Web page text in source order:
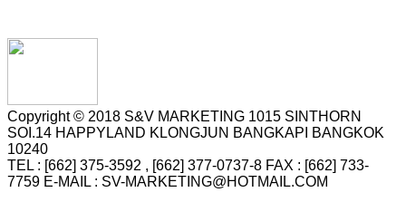
Copyright © 2018 S&V MARKETING 1015 SINTHORN
SOI.14 HAPPYLAND KLONGJUN BANGKAPI BANGKOK
10240
TEL : [662] 375-3592 , [662] 377-0737-8 FAX : [662] 733-
7759 E-MAIL : SV-MARKETING@HOTMAIL.COM